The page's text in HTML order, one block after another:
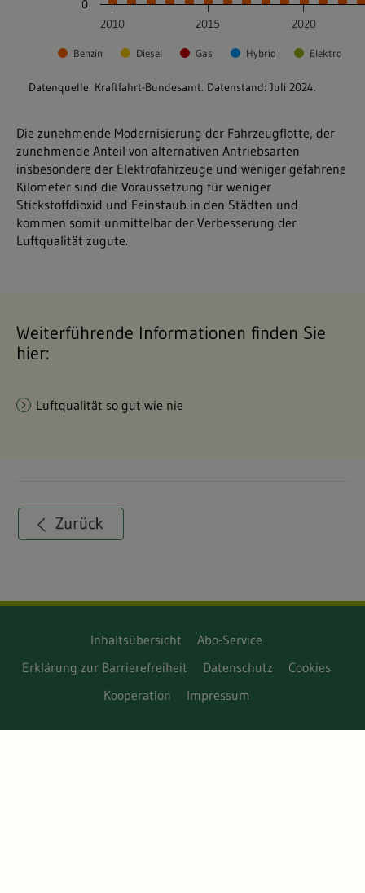
Die zunehmende Modernisierung der Fahrzeugflotte, der
zunehmende Anteil von alternativen Antriebsarten
insbesondere der Elektrofahrzeuge und weniger gefahrene
Kilometer sind die Voraussetzung für weniger
Stickstoffdioxid und Feinstaub in den Städten und
kommen somit unmittelbar der Verbesserung der
Luftqualität zugute.
Weiterführende Informationen finden Sie
hier:
Luftqualität so gut wie nie
Inhaltsübersicht
Abo-Service
Erklärung zur Barrierefreiheit
Datenschutz
Cookies
Kooperation
Impressum